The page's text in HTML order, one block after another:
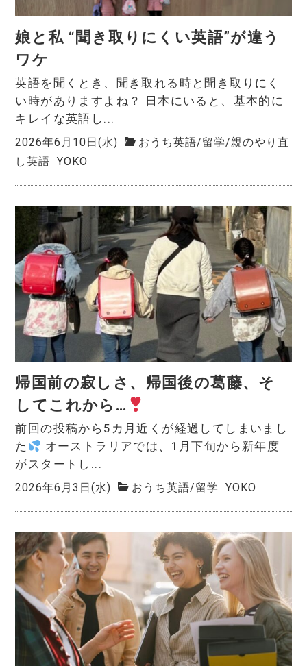
娘と私 “聞き取りにくい英語”が違う
ワケ
英語を聞くとき、聞き取れる時と聞き取りにく
い時がありますよね？ 日本にいると、基本的に
キレイな英語し...
2026年6月10日(水) おうち英語/留学/親のやり直
し英語
YOKO
帰国前の寂しさ、帰国後の葛藤、そ
してこれから…
前回の投稿から5カ月近くが経過してしまいまし
た
オーストラリアでは、1月下旬から新年度
がスタートし...
2026年6月3日(水) おうち英語/留学 YOKO